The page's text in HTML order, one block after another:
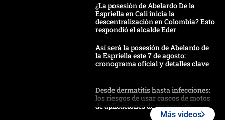
¿La posesión de Abelardo De la
Espriella en Cali inicia la
descentralización en Colombia? Esto
respondió el alcalde Eder
Así será la posesión de Abelardo de
la Espriella este 7 de agosto:
cronograma oficial y detalles clave
Desde dermatitis hasta infecciones:
los riesgos de usar cascos de motos
de aplicaciones de transporte
Más videos